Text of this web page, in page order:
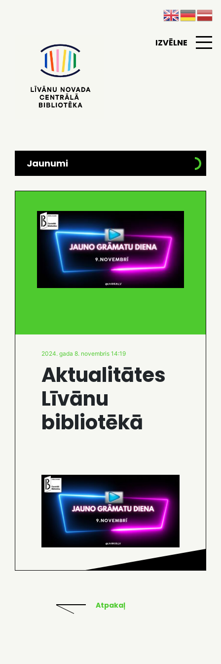
IZVĒLNE
Jaunumi
2024. gada 8. novembris 14:19
Aktualitātes
Līvānu
bibliotēkā
Atpakaļ